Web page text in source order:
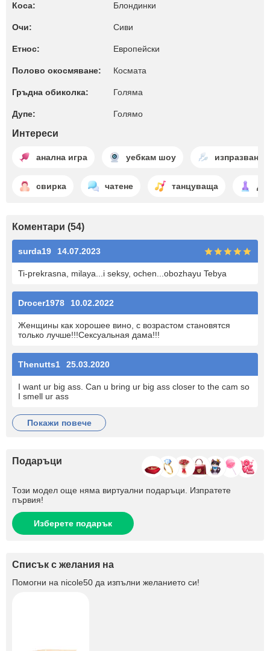
Коса: Блондинки
Очи: Сиви
Етнос: Европейски
Полово окосмяване: Космата
Гръдна обиколка: Голяма
Дупе: Голямо
Интереси
анална игра уебкам шоу изпразване
свирка чатене танцуваща
Коментари (54)
surda19 14.07.2023
Ti-prekrasna, milaya...i seksy, ochen...obozhayu Tebya
Drocer1978 10.02.2022
Женщины как хорошее вино, с возрастом становятся
только лучше!!!Сексуальная дама!!!
Thenutts1 25.03.2020
I want ur big ass. Can u bring ur big ass closer to the cam so
I smell ur ass
покажи повече
Подаръци
Този модел още няма виртуални подаръци. Изпратете
първия!
Изберете подарък
Списък с желания на
Помогни на nicole50 да изпълни желанието си!